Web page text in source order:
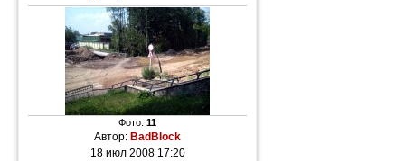
Фото:11
Автор:BadBlock
18 июл 2008 17:20